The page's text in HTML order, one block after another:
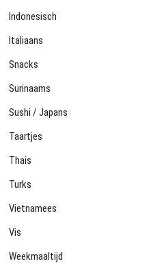
Indonesisch
Italiaans
Snacks
Surinaams
Sushi / Japans
Taartjes
Thais
Turks
Vietnamees
Vis
Weekmaaltijd